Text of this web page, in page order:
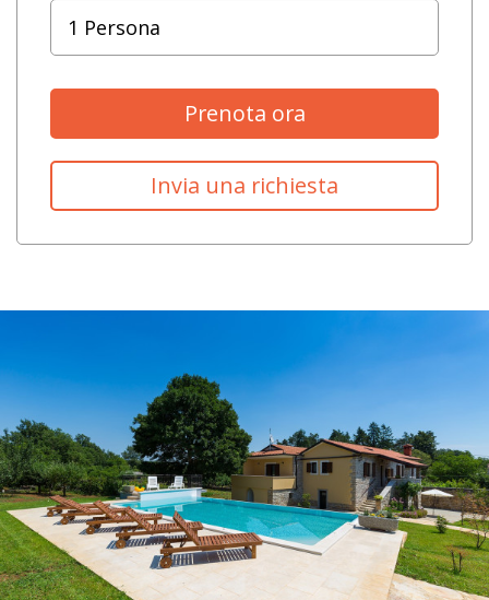
Prenota ora
Invia una richiesta